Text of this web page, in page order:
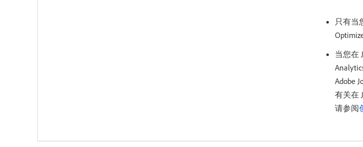
只有当
当您在
Adobe
有关在
请参阅